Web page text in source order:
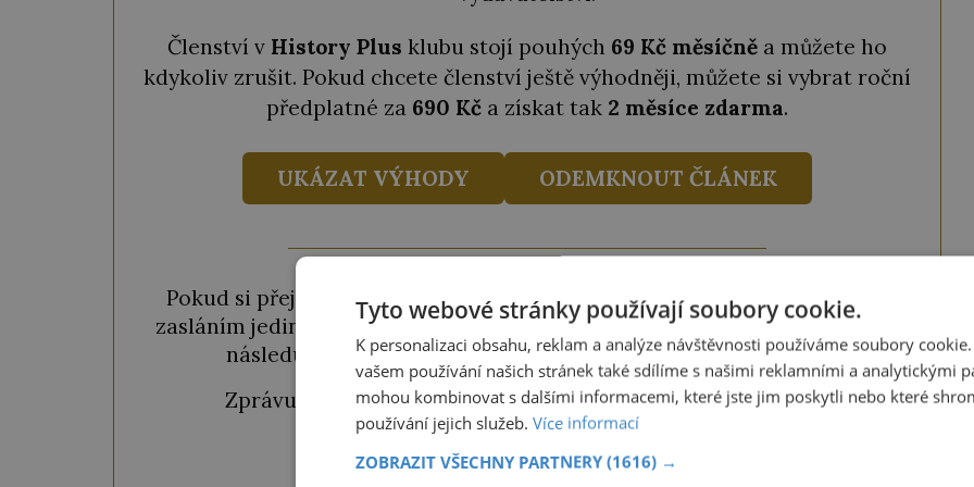
Členství v History Plus klubu stojí pouhých 69 Kč měsíčně a můžete ho
kdykoliv zrušit. Pokud chcete členství ještě výhodněji, můžete si vybrat roční
předplatné za 690 Kč a získat tak 2 měsíce zdarma.
UKÁZAT VÝHODY ODEMKNOUT ČLÁNEK
Pokud si přejete odemknout pouze tento článek, můžete tak také učinit
zasláním jediné SMS. Během chvilky obdržíte číselný kód, který opíšete do
následujícího okénka a kliknutím na tlačítko jej odemknete.
Zprávu ve tvaru "CTU CLANEK" odešlete na číslo903 33 20.
Tyto webové stránky používají soubory cookie.
K personalizaci obsahu, reklam a analýze návštěvnosti používáme soubory
vašem používání našich stránek také sdílíme s našimi reklamními a analytickými
mohou kombinovat s dalšími informacemi, které jste jim poskytli nebo které
používání jejich služeb. Více informací
ZOBRAZIT VŠECHNY PARTNERY (1616) →